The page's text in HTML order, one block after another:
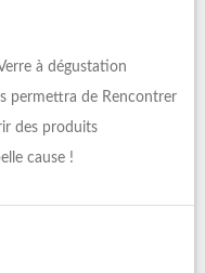
à dégustation
permettra de Rencontrer
des produits
cause !